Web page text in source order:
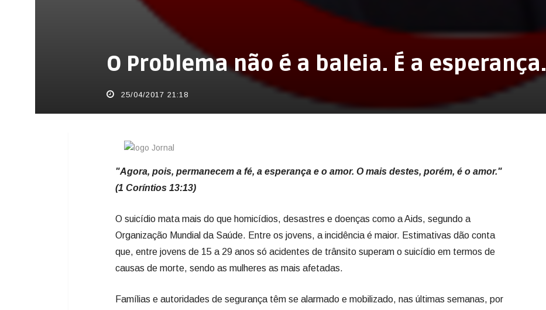
O Problema não é a baleia. É a esperança.
25/04/2017 21:18
"Agora, pois, permanecem a fé, a esperança e o amor. O mais destes, porém, é o amor."
(1 Coríntios 13:13)
O suicídio mata mais do que homicídios, desastres e doenças como a Aids, segundo a
Organização Mundial da Saúde. Entre os jovens, a incidência é maior. Estimativas dão conta
que, entre jovens de 15 a 29 anos só acidentes de trânsito superam o suicídio em termos de
causas de morte, sendo as mulheres as mais afetadas.
Famílias e autoridades de segurança têm se alarmado e mobilizado, nas últimas semanas, por